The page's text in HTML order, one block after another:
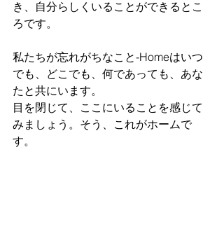
き、自分らしくいることができるとこ
ろです。
私たちが忘れがちなこと-Homeはいつ
でも、どこでも、何であっても、あな
たと共にいます。
目を閉じて、ここにいることを感じて
みましょう。そう、これがホームで
す。